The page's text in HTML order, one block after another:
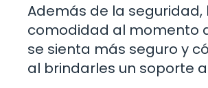
Además de la
comodidad al momento
se sienta más seguro y
al brindarles un soporte